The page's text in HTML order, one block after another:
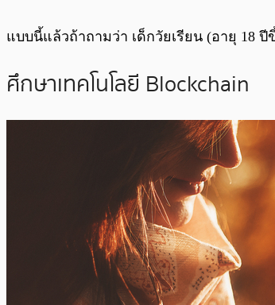
แบบนี้แล้วถ้าถามว่า เด็กวัยเรียน (อายุ 18
ศึกษาเทคโนโลยี Blockchain